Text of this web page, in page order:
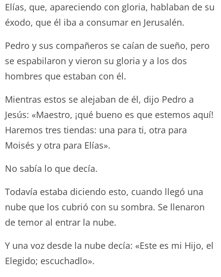
Elías, que, apareciendo con gloria, hablaban de su
éxodo, que él iba a consumar en Jerusalén.
Pedro y sus compañeros se caían de sueño, pero
se espabilaron y vieron su gloria y a los dos
hombres que estaban con él.
Mientras estos se alejaban de él, dijo Pedro a
Jesús: «Maestro, ¡qué bueno es que estemos aquí!
Haremos tres tiendas: una para ti, otra para
Moisés y otra para Elías».
No sabía lo que decía.
Todavía estaba diciendo esto, cuando llegó una
nube que los cubrió con su sombra. Se llenaron
de temor al entrar la nube.
Y una voz desde la nube decía: «Este es mi Hijo, el
Elegido; escuchadlo».